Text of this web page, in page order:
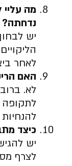
מה
נדחתה?
יש
לאחר
האם
לא.
לתקופה
כיצד
יש
לצרף